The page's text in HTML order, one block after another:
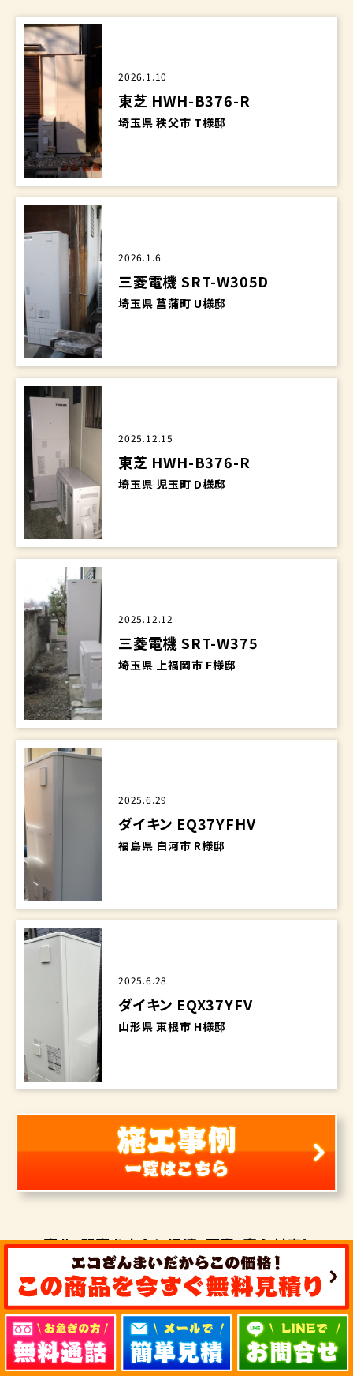
2026.1.10
東芝 HWH-B376-R
埼玉県 秩父市 T様邸
2026.1.6
三菱電機 SRT-W305D
埼玉県 菖蒲町 U様邸
2025.12.15
東芝 HWH-B376-R
埼玉県 児玉町 D様邸
2025.12.12
三菱電機 SRT-W375
埼玉県 上福岡市 F様邸
2025.6.29
ダイキン EQ37YFHV
福島県 白河市 R様邸
2025.6.28
ダイキン EQX37YFV
山形県 東根市 H様邸
東北・関東を中心に迅速・丁寧・安心対応！
エコキュート・IHクッキングヒーター・
オール電化を
ご検討の方は気軽にお問い合せ下さい！